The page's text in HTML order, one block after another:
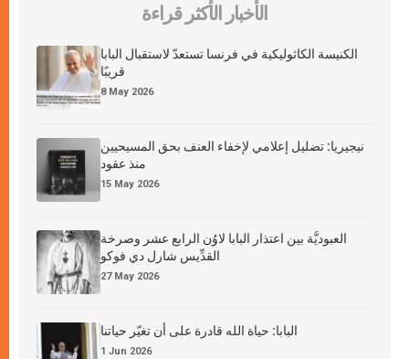
الأخبار الأكثر قراءة
الكنيسة الكاثوليكية في فرنسا تستعدّ لاستقبال البابا
قريبًا
8 May 2026
نيجيريا: تضليل إعلامي لإخفاء العنف بحق المسيحيين
منذ عقود
15 May 2026
العبوديَّة بين اعتذار البابا لاوُن الرابع عشر وصرخة
القدِّيس شارل دي فوكو
27 May 2026
البابا: حياة الله قادرة على أن تغيّر حياتنا
1 Jun 2026